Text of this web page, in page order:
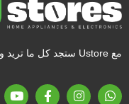
مع Ustore ستجد كل ما تريد وأكثر